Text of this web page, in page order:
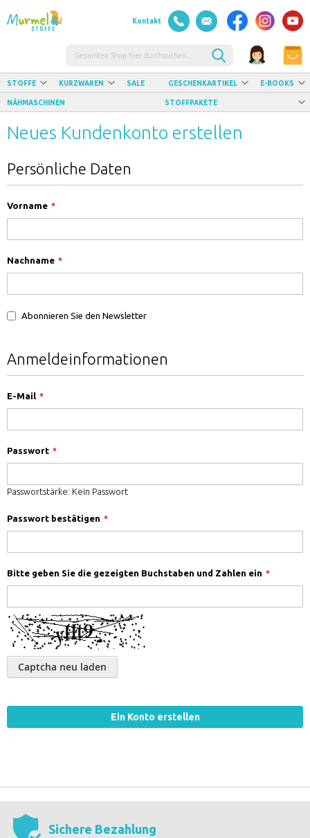
Kontakt
Suche
STOFFE KURZWAREN SALE GESCHENKARTIKEL E-BOOKS
NÄHMASCHINEN STOFFPAKETE
Neues Kundenkonto erstellen
Persönliche Daten
Vorname
Nachname
Abonnieren Sie den Newsletter
Anmeldeinformationen
E-Mail
Passwort
Passwortstärke: Kein Passwort
Passwort bestätigen
Bitte geben Sie die gezeigten Buchstaben und Zahlen ein
Captcha neu laden
Ein Konto erstellen
Sichere Bezahlung